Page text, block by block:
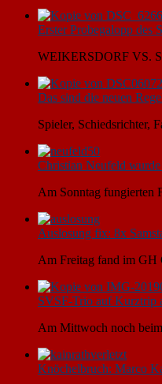
Erster Probegalopp des
WEIKERSDORF VS.
Das sind die neuen
Spieler, Schiedsrichter,
Christian Neufeld
Am Sonntag fungierten
Auslosung fix: 8x
Am Freitag fand im GH
SVSF-Trio auf Kurztrip
Am Mittwoch noch
Knöchelbruch: Marco